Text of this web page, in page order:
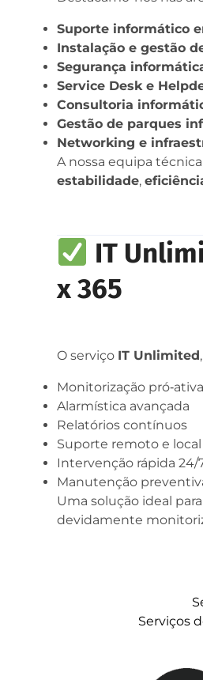
Suporte informático
Instalação e gestão
Segurança
Service Desk e
Consultoria
Gestão de parques
Networking e
A nossa equipa
estabilidade,
IT
x 365
O serviço IT Unlimited
Monitorização pró‑ativa
Alarmística avançada
Relatórios contínuos
Suporte remoto e
Intervenção rápida 24/
Manutenção
Uma solução ideal
devidamente
Serviços